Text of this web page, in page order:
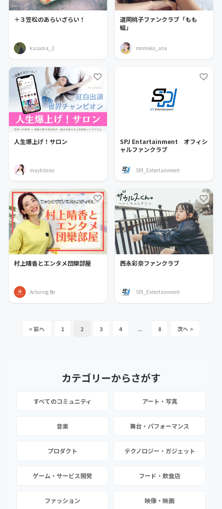
＋３笠松のあらいざらい！
kasama_2
道岡桃子ファンクラブ「もも
組」
momoko_ana
人生爆上げ！サロン
mayhibino
SPJ Entartainment オフィシ
ャルファンクラブ
SPJ_Entertainment
村上晴香とエンタメ団欒部屋
Actoring Be
西永彩奈ファンクラブ
SPJ_Entertainment
1 2 3 4 ... 8
カテゴリーからさがす
すべてのコミュニティ アート・写真
音楽 舞台・パフォーマンス
プロダクト テクノロジー・ガジェット
ゲーム・サービス開発 フード・飲食店
ファッション 映像・映画